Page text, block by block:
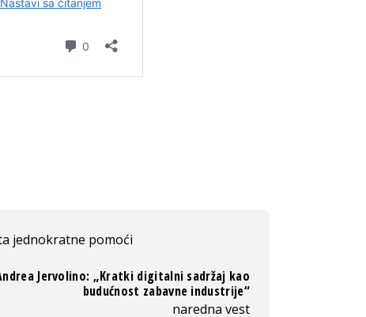
jednokratne pomoći
Jervolino: „Kratki digitalni sadržaj kao
budućnost zabavne industrije“
naredna vest